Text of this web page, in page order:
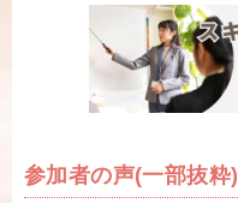
参加者の声(一部抜粋)